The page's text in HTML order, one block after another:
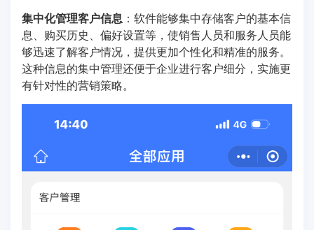
集中化管理客户信息 ：软件能够集中存储客户的基本信
息、购买历史、偏好设置等，使销售人员和服务人员能
够迅速了解客户情况，提供更加个性化和精准的服务。
这种信息的集中管理还便于企业进行客户细分，实施更
有针对性的营销策略。